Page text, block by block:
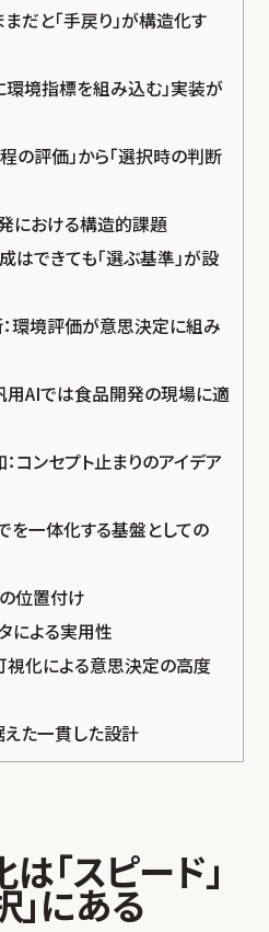
だと「手戻り」が構造化す
境指標を組み込む」実装が
の評価」から「選択時の判断
における構造的課題
はできても「選ぶ基準」が設
環境評価が意思決定に組み
用AIでは食品開発の現場に適
コンセプト止まりのアイデア
一体化する基盤としての
位置付け
による実用性
化による意思決定の高度
た一貫した設計
「スピード」
」にある